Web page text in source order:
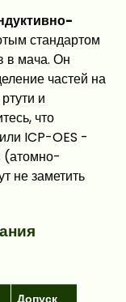
стандартом
в мача. Он
частей на
и
что
ICP-OES -
(атомно-
не заметить
Допуск